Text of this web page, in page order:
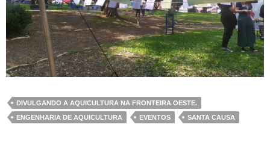
DIVULGANDO A AQUICULTURA NA FRONTEIRA OESTE.
ENGENHARIA DE AQUICULTURA
EVENTOS SANTA CAUSA